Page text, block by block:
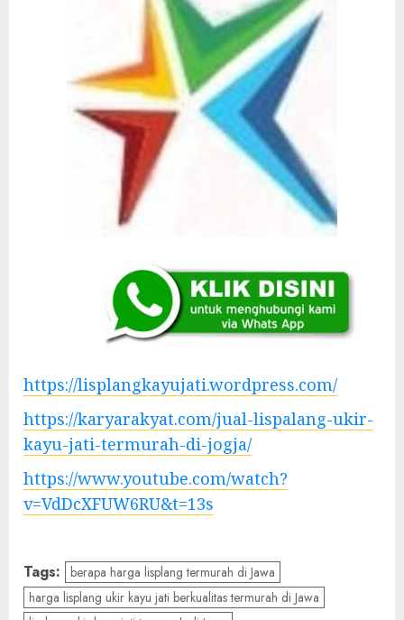
https://lisplangkayujati.wordpress.com/
https://karyarakyat.com/jual-lispalang-ukir-
kayu-jati-termurah-di-jogja/
https://www.youtube.com/watch?
v=VdDcXFUW6RU&t=13s
Tags: berapa harga lisplang termurah di Jawa
harga lisplang ukir kayu jati berkualitas termurah di Jawa